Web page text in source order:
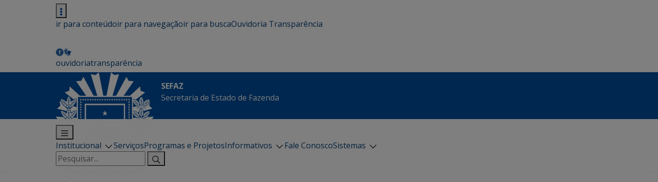
ir para conteúdoir para navegaçãoir para buscaOuvidoria Transparência
ouvidoriatransparência
SEFAZ
Secretaria de Estado de Fazenda
Institucional ServiçosProgramas e ProjetosInformativos Fale ConoscoSistemas
Pesquisar
por: